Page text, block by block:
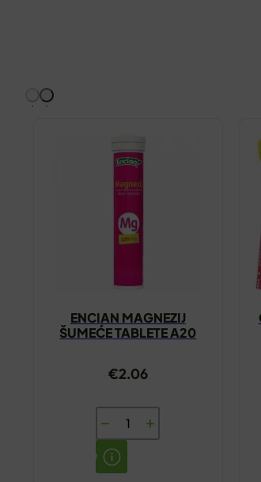
ENCIAN MAGNEZIJ
ŠUMEĆE TABLETE A20
€2.06
ENCIAN
MAGNEZIJ
ŠUMEĆE